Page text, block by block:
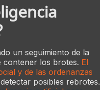
un seguimiento de la
contener los brotes. El
y de las ordenanzas
posibles rebrotes.